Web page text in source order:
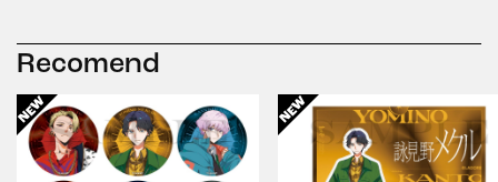
Recomend